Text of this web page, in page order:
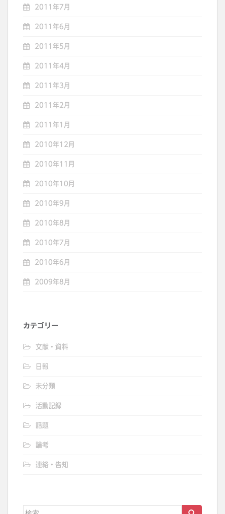
2011年7月
2011年6月
2011年5月
2011年4月
2011年3月
2011年2月
2011年1月
2010年12月
2010年11月
2010年10月
2010年9月
2010年8月
2010年7月
2010年6月
2009年8月
カテゴリー
文献・資料
日報
未分類
活動記録
話題
論考
連絡・告知
検